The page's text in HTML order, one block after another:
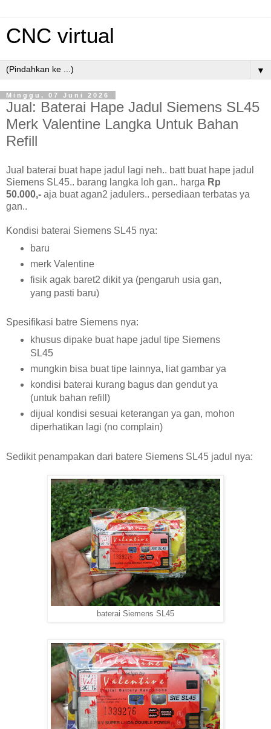
CNC virtual
▼
Minggu, 07 Juni 2026
Jual: Baterai Hape Jadul Siemens SL45
Merk Valentine Langka Untuk Bahan
Refill
Jual baterai buat hape jadul lagi neh.. batt buat hape jadul
Siemens SL45.. barang langka loh gan.. harga Rp
50.000,- aja buat agan2 jadulers.. persediaan terbatas ya
gan..
Kondisi baterai Siemens SL45 nya:
baru
merk Valentine
fisik agak baret2 dikit ya (pengaruh usia gan,
yang pasti baru)
Spesifikasi batre Siemens nya:
khusus dipake buat hape jadul tipe Siemens
SL45
mungkin bisa buat tipe lainnya, liat gambar ya
kondisi baterai kurang bagus dan gendut ya
(untuk bahan refill)
dijual kondisi sesuai keterangan ya gan, mohon
diperhatikan lagi (no complain)
Sedikit penampakan dari batere Siemens SL45 jadul nya:
baterai Siemens SL45